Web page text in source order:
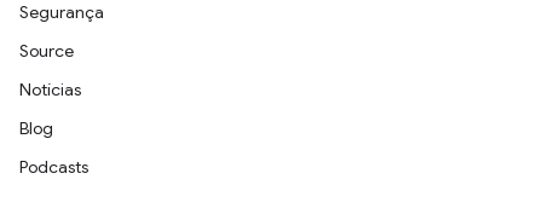
Segurança
Source
Notícias
Blog
Podcasts